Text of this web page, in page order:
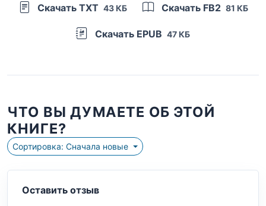
Скачать TXT 43 КБ Скачать FB2 81 КБ
Скачать EPUB 47 КБ
ЧТО ВЫ ДУМАЕТЕ ОБ ЭТОЙ
КНИГЕ?
Сортировка: Сначала новые
Оставить отзыв